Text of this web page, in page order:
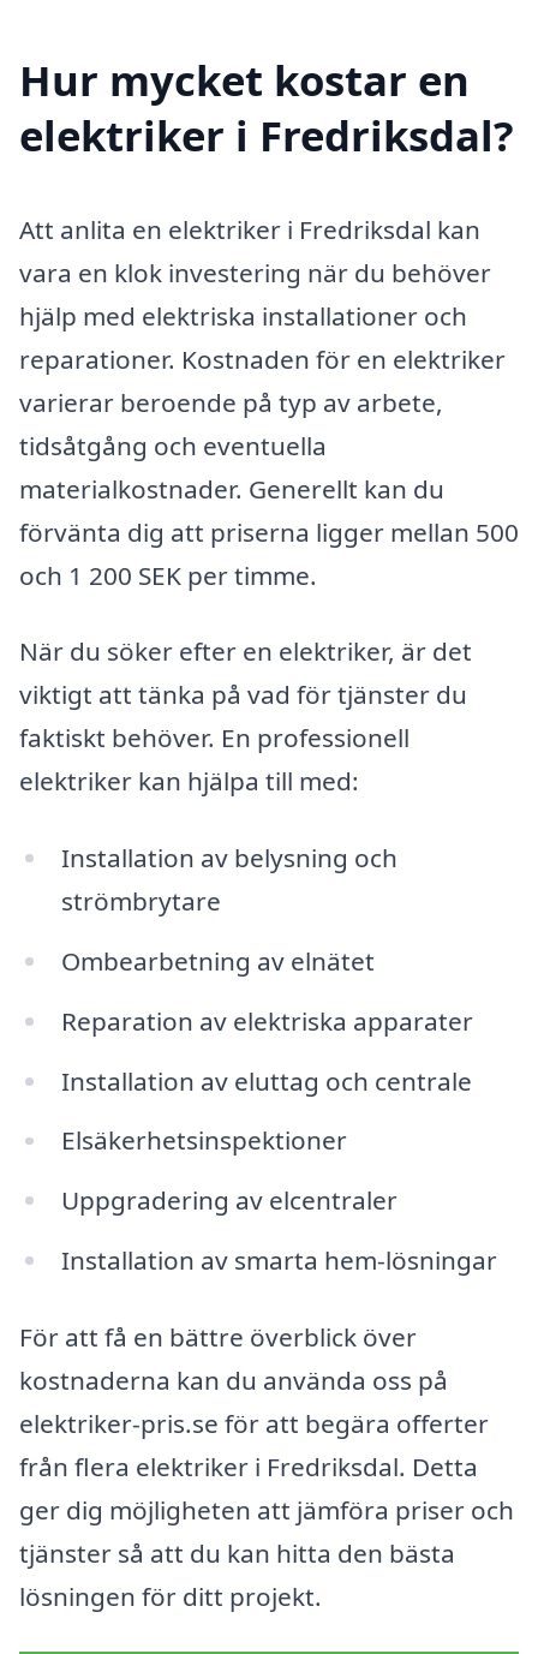
Hur mycket kostar en
elektriker i Fredriksdal?
Att anlita en elektriker i Fredriksdal kan
vara en klok investering när du behöver
hjälp med elektriska installationer och
reparationer. Kostnaden för en elektriker
varierar beroende på typ av arbete,
tidsåtgång och eventuella
materialkostnader. Generellt kan du
förvänta dig att priserna ligger mellan 500
och 1 200 SEK per timme.
När du söker efter en elektriker, är det
viktigt att tänka på vad för tjänster du
faktiskt behöver. En professionell
elektriker kan hjälpa till med:
Installation av belysning och
strömbrytare
Ombearbetning av elnätet
Reparation av elektriska apparater
Installation av eluttag och centrale
Elsäkerhetsinspektioner
Uppgradering av elcentraler
Installation av smarta hem-lösningar
För att få en bättre överblick över
kostnaderna kan du använda oss på
elektriker-pris.se för att begära offerter
från flera elektriker i Fredriksdal. Detta
ger dig möjligheten att jämföra priser och
tjänster så att du kan hitta den bästa
lösningen för ditt projekt.